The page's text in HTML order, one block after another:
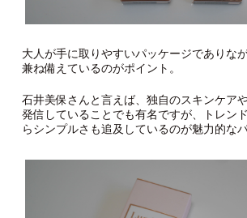
大人が手に取りやすいパッケージでありな
兼ね備えているのがポイント。
石井美保さんと言えば、独自のスキンケア
発信していることでも有名ですが、トレン
らシンプルさも追及しているのが魅力的な